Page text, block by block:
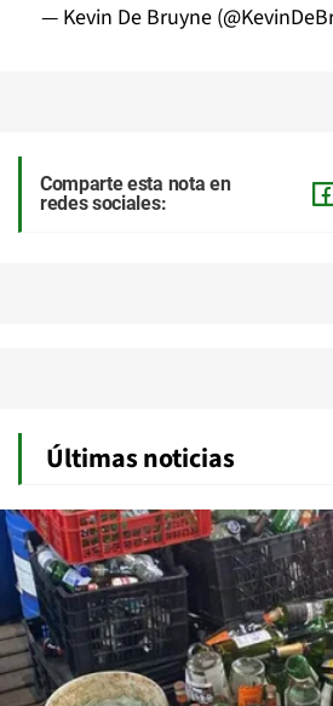
— Kevin De Bruyne
Comparte esta nota en
redes sociales:
Últimas noticias